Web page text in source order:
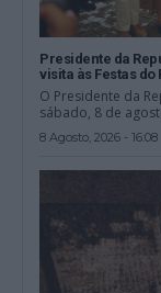
Presidente da
visita às Festas
O Presidente da
sábado, 8 de
8 Agosto, 2026 - 16:08